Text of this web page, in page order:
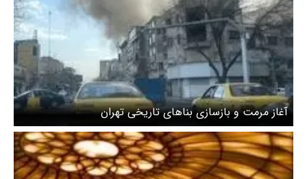
آغاز مرمت و بازسازی بناهای تاریخی تهران